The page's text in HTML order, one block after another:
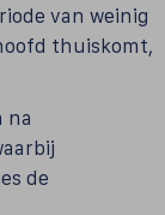
van weinig
thuiskomt,
na
de